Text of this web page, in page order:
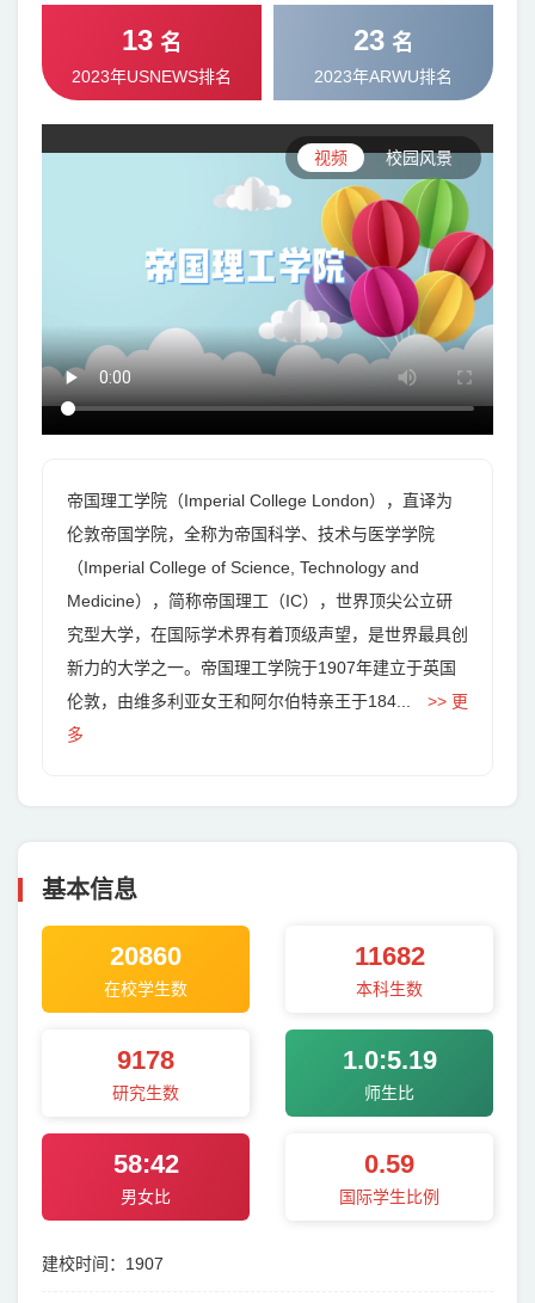
13 名
2023年USNEWS排名
23 名
2023年ARWU排名
视频 校园风景
帝国理工学院（Imperial College London），直译为
伦敦帝国学院，全称为帝国科学、技术与医学学院
（Imperial College of Science, Technology and
Medicine），简称帝国理工（IC），世界顶尖公立研
究型大学，在国际学术界有着顶级声望，是世界最具创
新力的大学之一。帝国理工学院于1907年建立于英国
伦敦，由维多利亚女王和阿尔伯特亲王于184...
>> 更
多
基本信息
20860
在校学生数
11682
本科生数
9178
研究生数
1.0:5.19
师生比
58:42
男女比
0.59
国际学生比例
建校时间：1907